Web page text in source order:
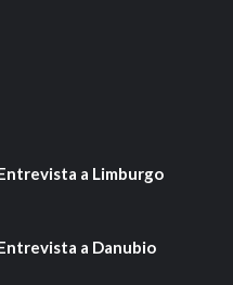
a Limburgo
a Danubio